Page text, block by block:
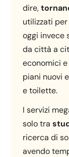
dire,
utilizzati
oggi invece
da città a
economici
piani nuovi
e toilette.
I servizi
solo tra
ricerca di
avendo